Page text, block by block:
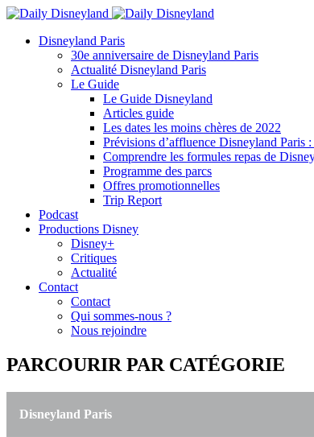
Disneyland Paris
30e anniversaire de Disneyland Paris
Actualité Disneyland Paris
Le Guide
Le Guide Disneyland
Articles guide
Les dates les moins chères de 2022
Prévisions d’affluence Disneyland Paris
Comprendre les formules repas de
Programme des parcs
Offres promotionnelles
Trip Report
Podcast
Productions Disney
Disney+
Critiques
Actualité
Contact
Contact
Qui sommes-nous ?
Nous rejoindre
PARCOURIR PAR CATÉGORIE
Disneyland Paris